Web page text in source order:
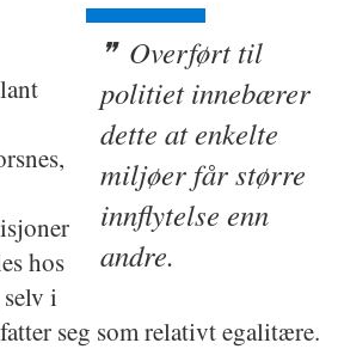
Overført til
politiet innebærer
dette at enkelte
miljøer får større
innflytelse enn
andre.
hos
i
seg som relativt egalitære.